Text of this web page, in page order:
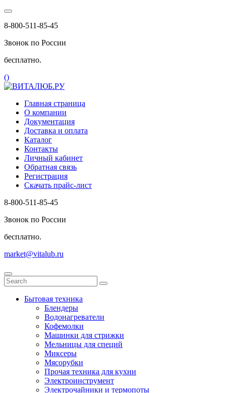
8-800-511-85-45
Звонок по России
бесплатно.
()
Главная страница
О компании
Документация
Доставка и оплата
Каталог
Контакты
Личный кабинет
Обратная связь
Регистрация
Скачать прайс-лист
8-800-511-85-45
Звонок по России
бесплатно.
market@vitalub.ru
Бытовая техника
Блендеры
Водонагреватели
Кофемолки
Машинки для стрижки
Мельницы для специй
Миксеры
Мясорубки
Прочая техника для кухни
Электроинструмент
Электрочайники и термопоты